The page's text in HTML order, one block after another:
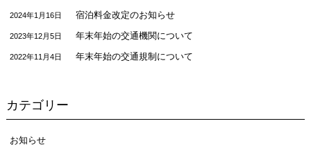
宿泊料金改定のお知らせ
2024年1月16日
年末年始の交通機関について
2023年12月5日
年末年始の交通規制について
2022年11月4日
カテゴリー
お知らせ